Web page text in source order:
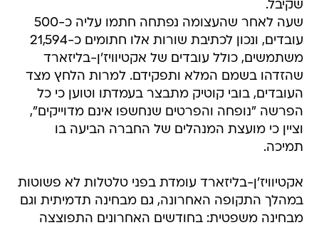
משתמשים, כולל עובדים של אקטיוויז'ן-בליזארד
שהזדהו בשמם המלא ותפקידם. למרות הלחץ מצד
העובדים, בובי קוטיק מתבצר בעמדתו וטוען כי כל
הפרשה "נופחה והפרטים שנחשפו אינם מדוייקים",
וציין כי מועצת המנהלים של החברה הביעה בו
תמיכה.
אקטיוויז'ן-בליזארד עומדת בפני טלטלות לא פשוטות
מבחינה משפטית: בחודשים האחרונים התפוצצה
פרשה בה נחשפה היחס המזעזע של בכירים בחברה
המעודדים תרבות ואווירה קבועה של הטרדות